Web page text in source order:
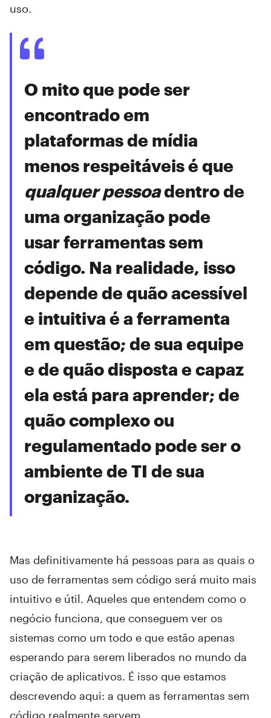
uso.
O mito que pode ser
encontrado em
plataformas de mídia
menos respeitáveis é que
qualquer pessoadentro de
uma organização pode
usar ferramentas sem
código. Na realidade, isso
depende de quão acessível
e intuitiva é a ferramenta
em questão; de sua equipe
e de quão disposta e capaz
ela está para aprender; de
quão complexo ou
regulamentado pode ser o
ambiente de TI de sua
organização.
Mas definitivamente há pessoas para as quais o
uso de ferramentas sem código será muito mais
intuitivo e útil. Aqueles que entendem como o
negócio funciona, que conseguem ver os
sistemas como um todo e que estão apenas
esperando para serem liberados no mundo da
criação de aplicativos. É isso que estamos
descrevendo aqui: a quem as ferramentas sem
código realmente servem.